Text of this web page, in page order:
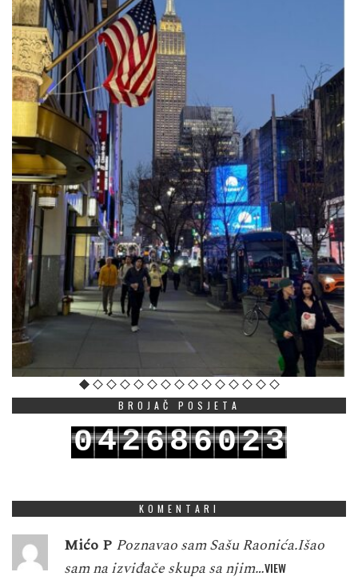
BROJAČ POSJETA
042686023
KOMENTARI
Mićo P Poznavao sam Sašu Raonića.Išao
sam na izviđače skupa sa njim…VIEW